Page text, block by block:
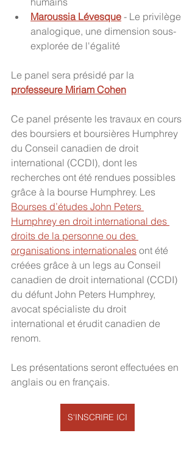
Maroussia Lévesque - Le privilège
analogique, une dimension sous-
explorée de l'égalité
Le panel sera présidé par la
professeure Miriam Cohen
Ce panel présente les travaux en cours
des boursiers et boursières Humphrey
du Conseil canadien de droit
international (CCDI), dont les
recherches ont été rendues possibles
grâce à la bourse Humphrey. Les
Bourses d’études John Peters
Humphrey en droit international des
droits de la personne ou des
organisations internationales ont été
créées grâce à un legs au Conseil
canadien de droit international (CCDI)
du défunt John Peters Humphrey,
avocat spécialiste du droit
international et érudit canadien de
renom.
Les présentations seront effectuées en
anglais ou en français.
S'INSCRIRE ICI